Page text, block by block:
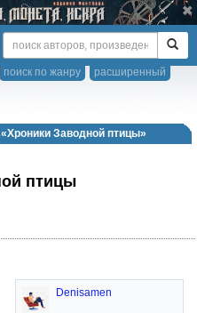
расширенный
поиск по жанру
Заводной птицы»
птицы
Denisamen